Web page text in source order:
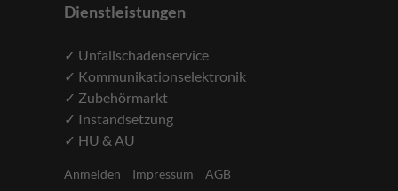
Dienstleistungen
✓ Unfallschadenservice
✓ Kommunikationselektronik
✓ Zubehörmarkt
✓ Instandsetzung
✓ HU & AU
Anmelden Impressum
AGB